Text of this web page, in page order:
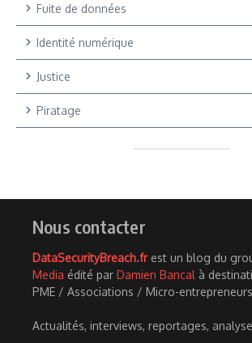
Fuite de données
Identité numérique
Justice
Piratage
Nous contacter
DataSecurityBreach.frest un blog du
Media édité par Damien Bancal à
PME / Associations / Micro-
Actualités, interviews, reportages,